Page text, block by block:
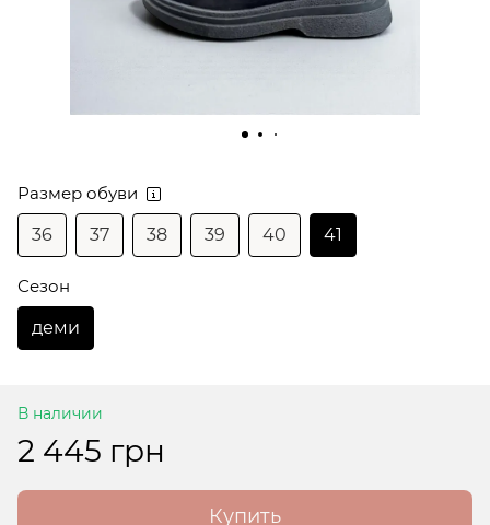
Размер обуви
36
37 38 39 40 41
Сезон
деми
В наличии
2 445 грн
Купить